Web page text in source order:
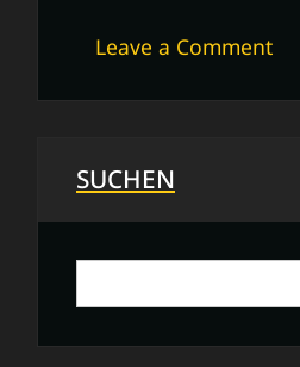
Leave a Commenton
Sie
SUCHEN